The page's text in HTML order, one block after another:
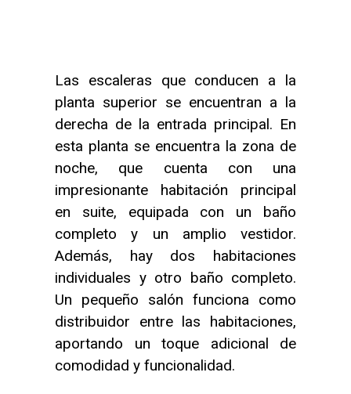
Las escaleras que conducen a la
planta superior se encuentran a la
derecha de la entrada principal. En
esta planta se encuentra la zona de
noche, que cuenta con una
impresionante habitación principal
en suite, equipada con un baño
completo y un amplio vestidor.
Además, hay dos habitaciones
individuales y otro baño completo.
Un pequeño salón funciona como
distribuidor entre las habitaciones,
aportando un toque adicional de
comodidad y funcionalidad.